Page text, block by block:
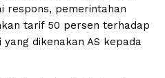
respons, pemerintahan
tarif 50 persen terhadap
dikenakan AS kepada